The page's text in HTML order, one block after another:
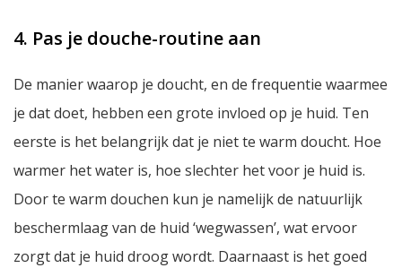
4. Pas je douche-routine aan
De manier waarop je doucht, en de frequentie waarmee
je dat doet, hebben een grote invloed op je huid. Ten
eerste is het belangrijk dat je niet te warm doucht. Hoe
warmer het water is, hoe slechter het voor je huid is.
Door te warm douchen kun je namelijk de natuurlijk
beschermlaag van de huid ‘wegwassen’, wat ervoor
zorgt dat je huid droog wordt. Daarnaast is het goed